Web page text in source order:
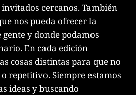
cercanos. También
nos pueda ofrecer la
y donde podamos
En cada edición
cosas distintas para que no
repetitivo. Siempre estamos
ideas y buscando